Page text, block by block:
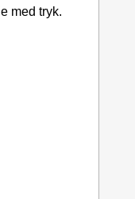
med tryk.